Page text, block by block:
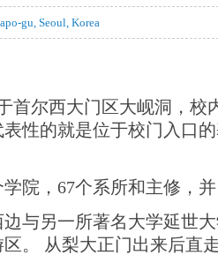
gu, Seoul, Korea
首尔西大门区大岘洞，校
性的就是位于校门入口
，67个系所和主修，并
另一所著名大学延世大
。 从梨大正门出来后直